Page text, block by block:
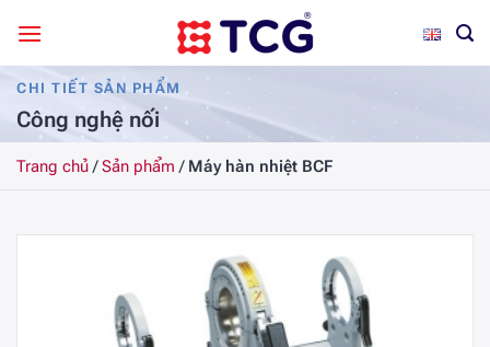
qua
nội
dungCHI TIẾT SẢN PHẨM
Công nghệ nối
Trang chủ/Sản phẩm / Máy hàn nhiệt BCF